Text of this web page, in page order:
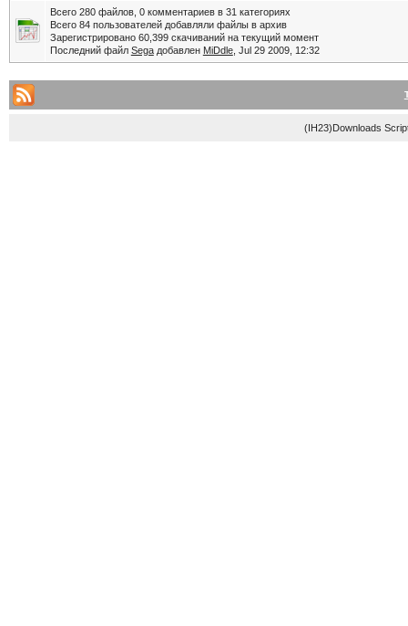
Всего 280 файлов, 0 комментариев в 31 категориях
Всего 84 пользователей добавляли файлы в архив
Зарегистрировано 60,399 скачиваний на текущий момент
Последний файл Segaдобавлен MiDdle, Jul 29 2009, 12:32
(IH23)Downloads